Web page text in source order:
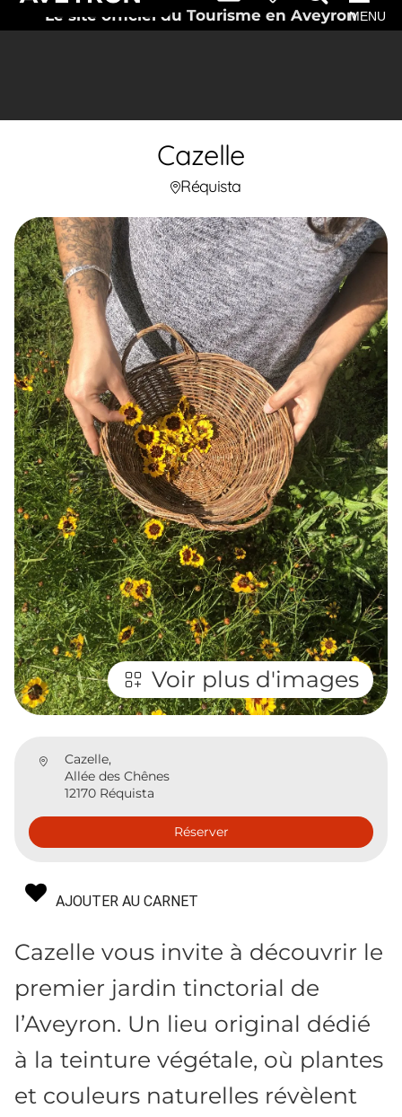
Le site officiel du Tourisme en AveyronMENU
Cazelle
Réquista
Voir plus d'images
Cazelle,
Allée des Chênes
12170 Réquista
Réserver
AJOUTER AU CARNET
Cazelle vous invite à découvrir le
premier jardin tinctorial de
l’Aveyron. Un lieu original dédié
à la teinture végétale, où plantes
et couleurs naturelles révèlent